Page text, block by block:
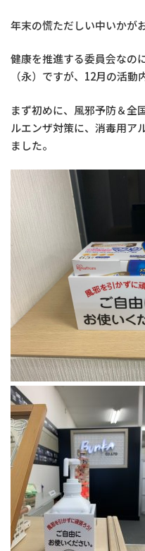
年末の慌ただしい中いかが
健康を推進する委員会なの
（永）ですが、12月の活動
まず初めに、風邪予防＆全
ルエンザ対策に、消毒用ア
ました。